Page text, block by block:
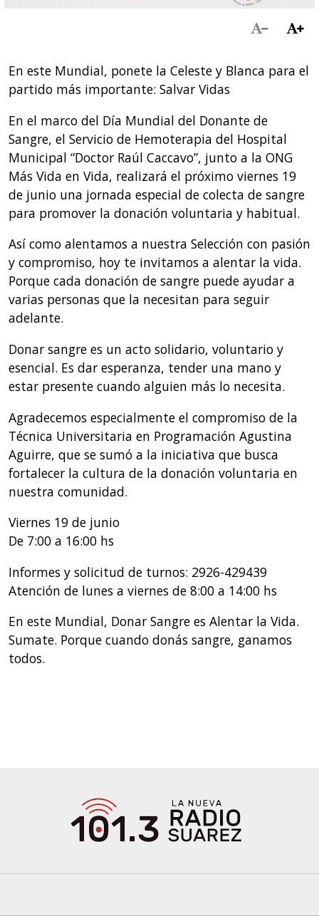
En este Mundial, ponete la Celeste y Blanca para el
partido más importante: Salvar Vidas
En el marco del Día Mundial del Donante de
Sangre, el Servicio de Hemoterapia del Hospital
Municipal “Doctor Raúl Caccavo”, junto a la ONG
Más Vida en Vida, realizará el próximo viernes 19
de junio una jornada especial de colecta de sangre
para promover la donación voluntaria y habitual.
Así como alentamos a nuestra Selección con pasión
y compromiso, hoy te invitamos a alentar la vida.
Porque cada donación de sangre puede ayudar a
varias personas que la necesitan para seguir
adelante.
Donar sangre es un acto solidario, voluntario y
esencial. Es dar esperanza, tender una mano y
estar presente cuando alguien más lo necesita.
Agradecemos especialmente el compromiso de la
Técnica Universitaria en Programación Agustina
Aguirre, que se sumó a la iniciativa que busca
fortalecer la cultura de la donación voluntaria en
nuestra comunidad.
Viernes 19 de junio
De 7:00 a 16:00 hs
Informes y solicitud de turnos: 2926-429439
Atención de lunes a viernes de 8:00 a 14:00 hs
En este Mundial, Donar Sangre es Alentar la Vida.
Sumate. Porque cuando donás sangre, ganamos
todos.